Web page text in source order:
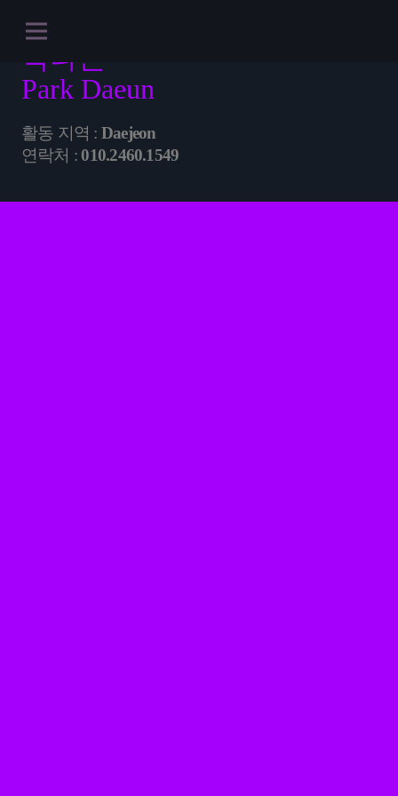
박다은
Park Daeun
활동 지역 : Daejeon
연락처 :010.2460.1549